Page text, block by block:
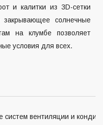
и калитки из 3D-сетки
солнечные
на клумбе позволяет
условия для всех.